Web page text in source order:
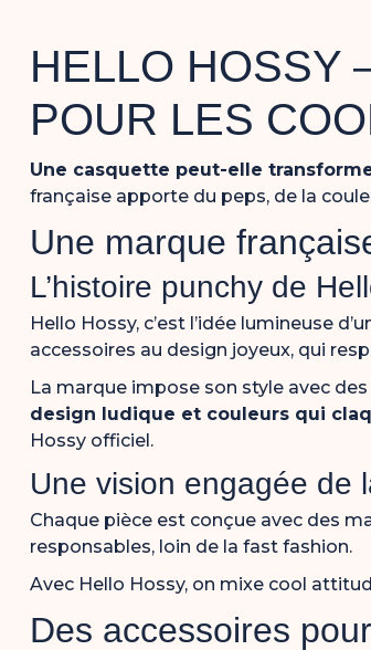
HELLO HOSSY
POUR LES
Une casquette peut-elle
française apporte du peps, de la
Une marque
L’histoire punchy de
Hello Hossy, c’est l’idée lumineuse
accessoires au design joyeux, qui
La marque impose son style avec des
design ludique et couleurs qui
Hossy officiel.
Une vision engagée de
Chaque pièce est conçue avec des
responsables, loin de la fast fashion.
Avec Hello Hossy, on mixe cool
Des accessoires